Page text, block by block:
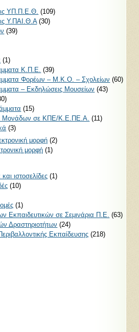
ΥΠ.Π.Ε.Θ. (109)
Υ.ΠΑΙ.Θ.Α(30)
(39)
(1)
Κ.Π.Ε. (39)
Φορέων – Μ.Κ.Ο. – Σχολείων (60)
– Εκδηλώσεις Μουσείων (43)
(15)
Μονάδων σε ΚΠΕ/Κ.Ε.ΠΕ.Α. (11)
(3)
μορφή(2)
μορφή(1)
ιστοσελίδες (1)
(10)
(1)
Εκπαιδευτικών σε Σεμινάρια Π.Ε. (63)
Δραστηριοτήτων (24)
Εκπαίδευσης (218)